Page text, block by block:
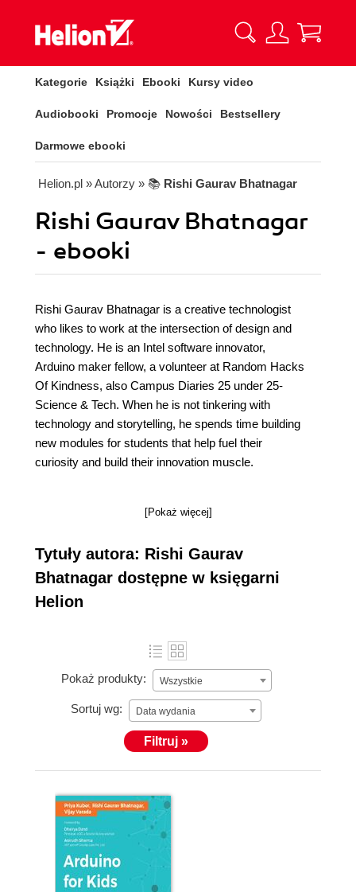
Kategorie Książki Ebooki Kursy video
Audiobooki Promocje Nowości Bestsellery
Darmowe ebooki
Helion.pl » Autorzy » 📚 Rishi Gaurav Bhatnagar
Rishi Gaurav Bhatnagar
- ebooki
Rishi Gaurav Bhatnagar is a creative technologist
who likes to work at the intersection of design and
technology. He is an Intel software innovator,
Arduino maker fellow, a volunteer at Random Hacks
Of Kindness, also Campus Diaries 25 under 25-
Science & Tech. When he is not tinkering with
technology and storytelling, he spends time building
new modules for students that help fuel their
curiosity and build their innovation muscle.
[Pokaż więcej]
Tytuły autora: Rishi Gaurav
Bhatnagar dostępne w księgarni
Helion
Pokaż produkty: Wszystkie
Sortuj wg: Data wydania
Filtruj »